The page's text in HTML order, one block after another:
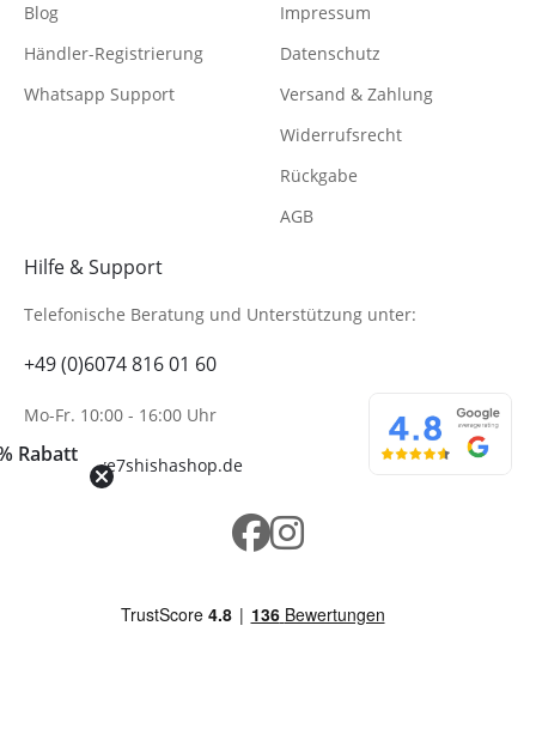
Rabatt
Hilfe & Support
Telefonische Beratung und Unterstützung unter:
+49 (0)6074 816 01 60
Mo-Fr. 10:00 - 16:00 Uhr
info@wolke7shishashop.de
Blog
Händler-Registrierung
Whatsapp Support
Impressum
Datenschutz
Versand & Zahlung
Widerrufsrecht
Rückgabe
AGB